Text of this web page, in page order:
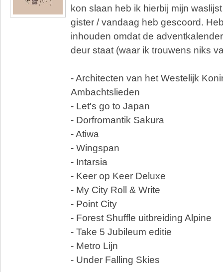
kon slaan heb ik hierbij mijn
gister / vandaag heb gescoord.
inhouden omdat de
deur staat (waar ik trouwens niks
- Architecten van het Westelijk
Ambachtslieden
- Let's go to Japan
- Dorfromantik Sakura
- Atiwa
- Wingspan
- Intarsia
- Keer op Keer Deluxe
- My City Roll & Write
- Point City
- Forest Shuffle uitbreiding Alpine
- Take 5 Jubileum editie
- Metro Lijn
- Under Falling Skies